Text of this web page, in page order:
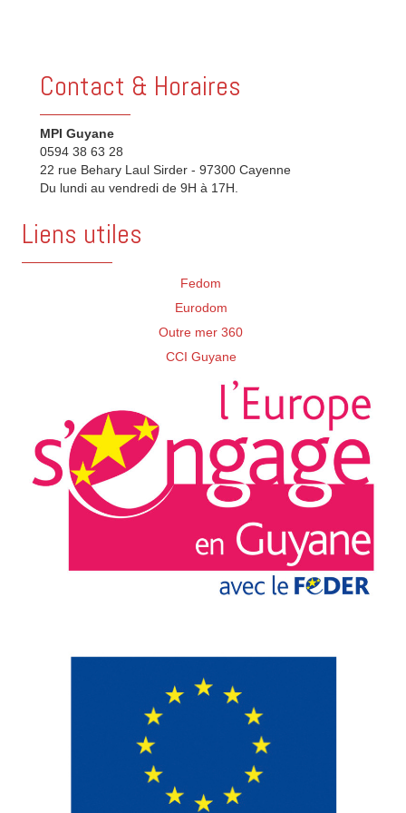
Contact & Horaires
MPI Guyane
0594 38 63 28
22 rue Behary Laul Sirder - 97300 Cayenne
Du lundi au vendredi de 9H à 17H.
Liens utiles
Fedom
Eurodom
Outre mer 360
CCI Guyane